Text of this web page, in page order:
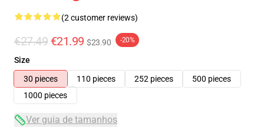
(2 customer reviews)
€27.49 €21.99 $23.90 -20%
Size
30 pieces
110 pieces 252 pieces
500 pieces
1000 pieces
Ver guia de tamanhos